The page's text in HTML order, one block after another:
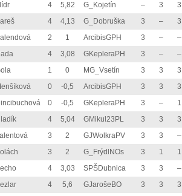
4 5,82 G_Kojetín – 3 3
4 4,13 G_Dobruška 3 – 3
2 1 ArcibisGPH 3 – –
4 3,08 GKepleraPH 3 – –
1 0 MG_Vsetín 3 3 3
0 -0,5 ArcibisGPH 3 3 3
0 -0,5 GKepleraPH 3 – 1
4 5,04 GMikul23PL 3 3 3
3 2 GJWolkraPV 3 3 –
3 2 G_FrýdlNOs 3 1 1
4 3,03 SPŠDubnica 3 3 –
4 5,6 GJarošeBO 3 3 3